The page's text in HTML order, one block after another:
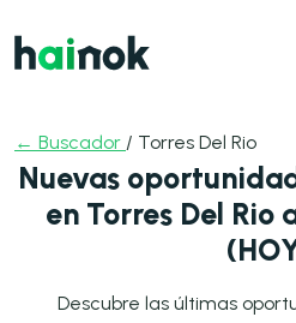
← Buscador / Torres Del Rio
Nuevas
en Torres Del
Descubre las últimas